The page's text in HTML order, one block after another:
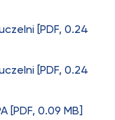
[PDF, 0.24
[PDF, 0.24
[PDF, 0.09 MB]